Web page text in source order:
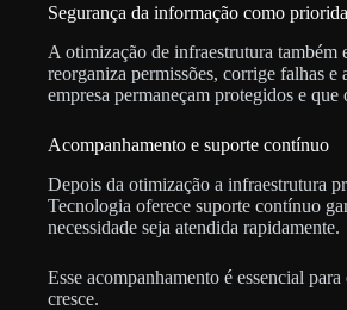
Segurança da informação como
A otimização de infraestrutura
reorganiza permissões, corrige falhas e
empresa permaneçam protegidos e
Acompanhamento e suporte contínuo
Depois da otimização a infraestrutura
Tecnologia oferece suporte contínuo
necessidade seja atendida rapidamente.
Esse acompanhamento é essencial
cresce.